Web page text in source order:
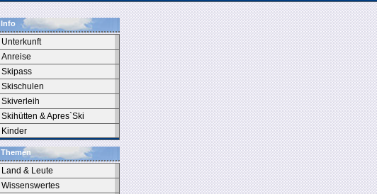
Info
Unterkunft
Anreise
Skipass
Skischulen
Skiverleih
Skihütten & Apres`Ski
Kinder
Themen
Land & Leute
Wissenswertes